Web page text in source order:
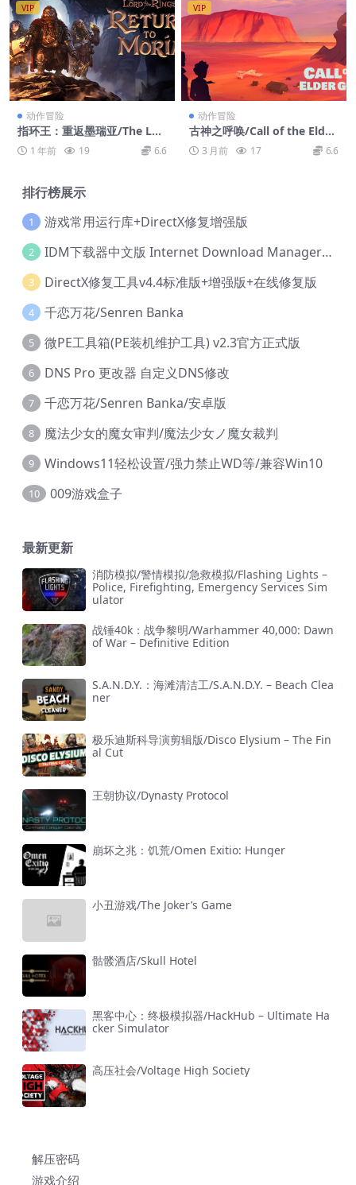
VIP
动作冒险
指环王：重返墨瑞亚/The Lor
d of the Rings: Return to M
oria1 年前 19 6.6
VIP
动作冒险
古神之呼唤/Call of the Elder
Gods
3 月前 17 6.6
排行榜展示
1 游戏常用运行库+DirectX修复增强版
2 IDM下载器中文版 Internet Download Manager v6.42.36 IDM
3 DirectX修复工具v4.4标准版+增强版+在线修复版
4 千恋万花/Senren Banka
5 微PE工具箱(PE装机维护工具) v2.3官方正式版
6 DNS Pro 更改器 自定义DNS修改
7 千恋万花/Senren Banka/安卓版
8 魔法少女的魔女审判/魔法少女ノ魔女裁判
9 Windows11轻松设置/强力禁止WD等/兼容Win10
10 009游戏盒子
最新更新
消防模拟/警情模拟/急救模拟/Flashing Lights –
Police, Firefighting, Emergency Services Sim
ulator
战锤40k：战争黎明/Warhammer 40,000: Dawn
of War – Definitive Edition
S.A.N.D.Y.：海滩清洁工/S.A.N.D.Y. – Beach Clea
ner
极乐迪斯科导演剪辑版/Disco Elysium – The Fin
al Cut
王朝协议/Dynasty Protocol
崩坏之兆：饥荒/Omen Exitio: Hunger
小丑游戏/The Joker’s Game
骷髅酒店/Skull Hotel
黑客中心：终极模拟器/HackHub – Ultimate Ha
cker Simulator
高压社会/Voltage High Society
解压密码
游戏介绍